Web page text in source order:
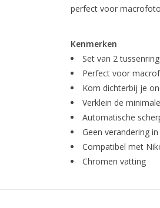
perfect voor
Kenmerken
Set van 2
Perfect voor
Kom dichterbij je
Verklein de
Automatische
Geen verandering
Compatibel met
Chromen vatting